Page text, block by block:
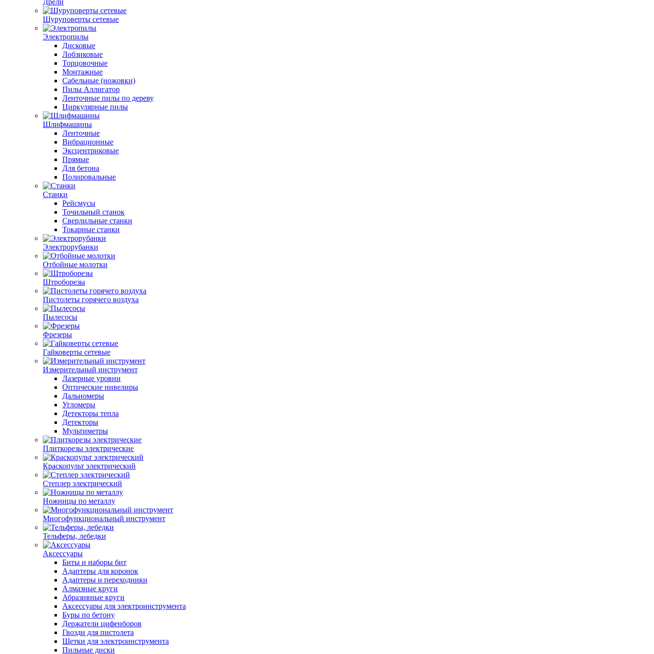
Дрели
Шуруповерты сетевые
Электропилы
Дисковые
Лобзиковые
Торцовочные
Монтажные
Сабельные (ножовки)
Пилы Аллигатор
Ленточные пилы по дереву
Циркулярные пилы
Шлифмашины
Ленточные
Вибрационные
Эксцентриковые
Прямые
Для бетона
Полировальные
Станки
Рейсмусы
Точильный станок
Сверлильные станки
Токарные станки
Электрорубанки
Отбойные молотки
Штроборезы
Пистолеты горячего воздуха
Пылесосы
Фрезеры
Гайковерты сетевые
Измерительный инструмент
Лазерные уровни
Оптические нивелиры
Дальномеры
Угломеры
Детекторы тепла
Детекторы
Мультиметры
Плиткорезы электрические
Краскопульт электрический
Степлер электрический
Ножницы по металлу
Многофункциональный инструмент
Тельферы, лебедки
Аксессуары
Биты и наборы бит
Адаптеры для коронок
Адаптеры и переходники
Алмазные круги
Абразивные круги
Аксессуары для электроинструмента
Буры по бетону
Держатели цифенборов
Гвозди для пистолета
Щетки для электроинструмента
Пильные диски